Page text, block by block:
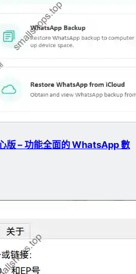
版 – 功能全面的 WhatsApp 數